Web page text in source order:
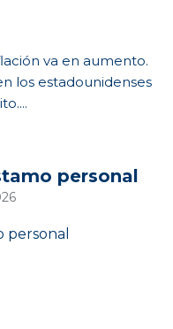
va en aumento.
los estadounidenses
personal